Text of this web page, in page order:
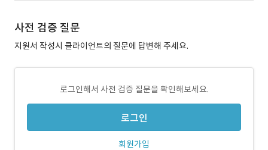
사전 검증 질문
지원서 작성시 클라이언트의 질문에 답변해 주세요.
로그인해서 사전 검증 질문을 확인해보세요.
로그인
회원가입